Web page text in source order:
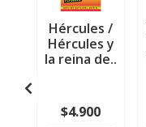
Hércules /
Hércules y
la reina de..
$4.900